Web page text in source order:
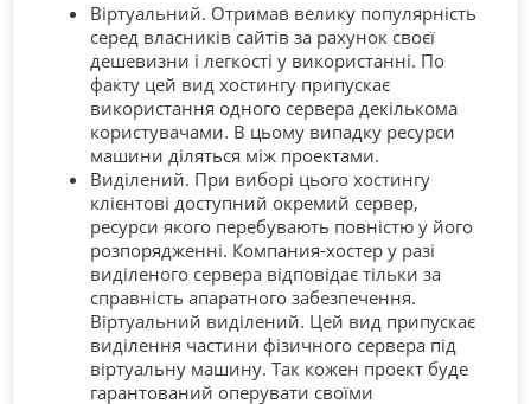
Віртуальний. Отримав велику популярність
серед власників сайтів за рахунок своєї
дешевизни і легкості у використанні. По
факту цей вид хостингу припускає
використання одного сервера декількома
користувачами. В цьому випадку ресурси
машини діляться між проектами.
Виділений. При виборі цього хостингу
клієнтові доступний окремий сервер,
ресурси якого перебувають повністю у його
розпорядженні. Компания-хостер у разі
виділеного сервера відповідає тільки за
справність апаратного забезпечення.
Віртуальний виділений. Цей вид припускає
виділення частини фізичного сервера під
віртуальну машину. Так кожен проект буде
гарантований оперувати своїми